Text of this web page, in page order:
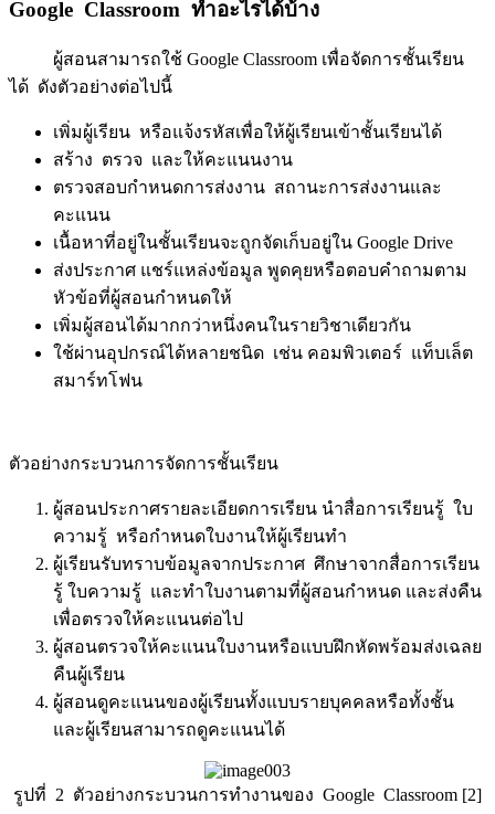
Google Classroom ทำอะไรได้้บ้าง
ผู้สอนสามารถใช้ Google Classroom เพื่อจัดการชั้นเรียน
ได้ ดังตัวอย่างต่อไปนี้
เพิ่มผู้เรียน หรือแจ้งรหัสเพื่อให้ผู้เรียนเข้าชั้นเรียนได้
สร้าง ตรวจ และให้คะแนนงาน
ตรวจสอบกำหนดการส่งงาน สถานะการส่งงานและ
คะแนน
เนื้อหาที่อยู่ในชั้นเรียนจะถูกจัดเก็บอยู่ใน Google Drive
ส่งประกาศ แชร์แหล่งข้อมูล พูดคุยหรือตอบคำถามตาม
หัวข้อที่ผู้สอนกำหนดให้
เพิ่มผู้สอนได้มากกว่าหนึ่งคนในรายวิชาเดียวกัน
ใช้ผ่านอุปกรณ์ได้หลายชนิด เช่น คอมพิวเตอร์ แท็บเล็ต
สมาร์ทโฟน
ตัวอย่างกระบวนการจัดการชั้นเรียน
ผู้สอนประกาศรายละเอียดการเรียน นำสื่อการเรียนรู้ ใบ
ความรู้ หรือกำหนดใบงานให้ผู้เรียนทำ
ผู้เรียนรับทราบข้อมูลจากประกาศ ศึกษาจากสื่อการเรียน
รู้ ใบความรู้ และทำใบงานตามที่ผู้สอนกำหนด และส่งคืน
เพื่อตรวจให้คะแนนต่อไป
ผู้สอนตรวจให้คะแนนใบงานหรือแบบฝึกหัดพร้อมส่งเฉลย
คืนผู้เรียน
ผู้สอนดูคะแนนของผู้เรียนทั้งแบบรายบุคคลหรือทั้งชั้น
และผู้เรียนสามารถดูคะแนนได้
รูปที่ 2 ตัวอย่างกระบวนการทำงานของ Google Classroom [2]